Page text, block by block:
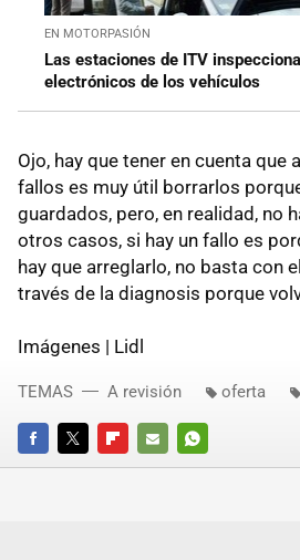
EN MOTORPASIÓN
Las estaciones de ITV
electrónicos de los vehículos
Ojo, hay que tener en cuenta que
fallos es muy útil borrarlos
guardados, pero, en realidad, no
otros casos, si hay un fallo es
hay que arreglarlo, no basta con
través de la diagnosis porque
Imágenes | Lidl
FACEBOOKTWITTERFLIPBOARD
E-
WHATSAPP
TEMAS A revisión oferta